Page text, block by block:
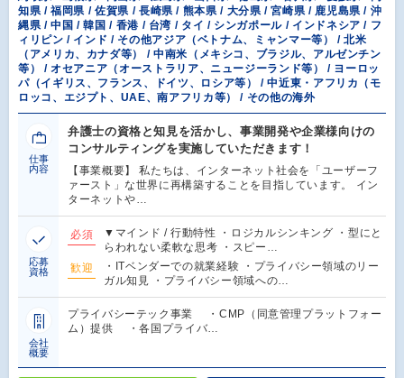
知県 / 福岡県 / 佐賀県 / 長崎県 / 熊本県 / 大分県 / 宮崎県 / 鹿児島県 / 沖
縄県 / 中国 / 韓国 / 香港 / 台湾 / タイ / シンガポール / インドネシア / フ
ィリピン / インド / その他アジア（ベトナム、ミャンマー等） / 北米
（アメリカ、カナダ等） / 中南米（メキシコ、ブラジル、アルゼンチン
等） / オセアニア（オーストラリア、ニュージーランド等） / ヨーロッ
パ（イギリス、フランス、ドイツ、ロシア等） / 中近東・アフリカ（モ
ロッコ、エジプト、UAE、南アフリカ等） / その他の海外
仕事
内容
弁護士の資格と知見を活かし、事業開発や企業様向けの
コンサルティングを実施していただきます！
【事業概要】 私たちは、インターネット社会を「ユーザーフ
ァースト」な世界に再構築することを目指しています。 イン
ターネットや…
応募
資格
必須
▼マインド / 行動特性 ・ロジカルシンキング ・型にと
らわれない柔軟な思考 ・スピー…
歓迎
・ITベンダーでの就業経験 ・プライバシー領域のリー
ガル知見 ・プライバシー領域への…
会社
概要
プライバシーテック事業 ・CMP（同意管理プラットフォー
ム）提供 ・各国プライバ…